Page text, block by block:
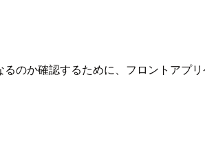
のか確認するために、フロントアプ